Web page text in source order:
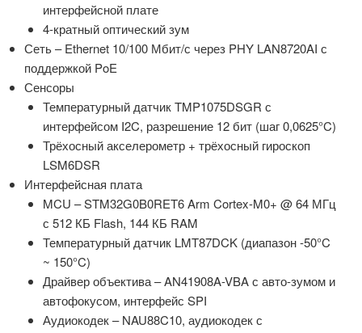
интерфейсной плате
4-кратный оптический зум
Сеть – Ethernet 10/100 Мбит/с через PHY LAN8720AI с
поддержкой PoE
Сенсоры
Температурный датчик TMP1075DSGR с
интерфейсом I2C, разрешение 12 бит (шаг 0,0625°C)
Трёхосный акселерометр + трёхосный гироскоп
LSM6DSR
Интерфейсная плата
MCU – STM32G0B0RET6 Arm Cortex-M0+ @ 64 МГц
с 512 КБ Flash, 144 КБ RAM
Температурный датчик LMT87DCK (диапазон -50°C
~ 150°C)
Драйвер объектива – AN41908A-VBA с авто-зумом и
автофокусом, интерфейс SPI
Аудиокодек – NAU88C10, аудиокодек с